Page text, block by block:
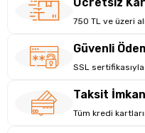
750 TL ve üzeri
Güvenli
SSL
Taksit
Tüm kredi